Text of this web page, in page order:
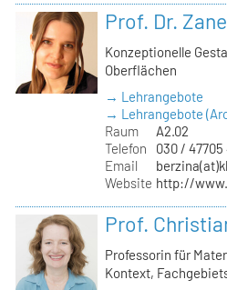
Prof. Dr.
Konzeptionelle
Oberflächen
→ Lehrangebote
→ Lehrangebote
Raum
A2.02
Telefon
030 / 47705
Email
Website http://
Prof.
Professorin für
Kontext,